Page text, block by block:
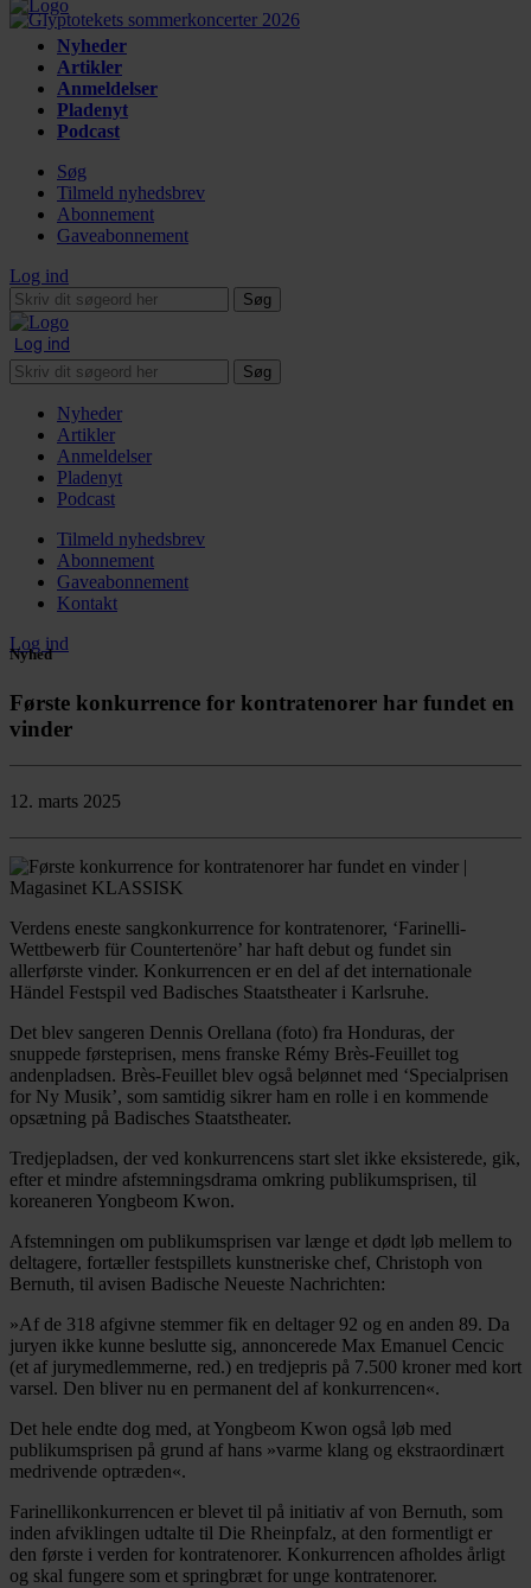
Nyheder
Artikler
Anmeldelser
Pladenyt
Podcast
Søg
Tilmeld nyhedsbrev
Abonnement
Gaveabonnement
Log ind
Søg
Log ind
Søg
Nyheder
Artikler
Anmeldelser
Pladenyt
Podcast
Tilmeld nyhedsbrev
Abonnement
Gaveabonnement
Kontakt
Log ind
Nyhed
Første konkurrence for kontratenorer har fundet en
vinder
12. marts 2025
Verdens eneste sangkonkurrence for kontratenorer, ‘Farinelli-
Wettbewerb für Countertenöre’ har haft debut og fundet sin
allerførste vinder. Konkurrencen er en del af det internationale
Händel Festspil ved Badisches Staatstheater i Karlsruhe.
Det blev sangeren Dennis Orellana (foto) fra Honduras, der
snuppede førsteprisen, mens franske Rémy Brès-Feuillet tog
andenpladsen. Brès-Feuillet blev også belønnet med ‘Specialprisen
for Ny Musik’, som samtidig sikrer ham en rolle i en kommende
opsætning på Badisches Staatstheater.
Tredjepladsen, der ved konkurrencens start slet ikke eksisterede, gik,
efter et mindre afstemningsdrama omkring publikumsprisen, til
koreaneren Yongbeom Kwon.
Afstemningen om publikumsprisen var længe et dødt løb mellem to
deltagere, fortæller festspillets kunstneriske chef, Christoph von
Bernuth, til avisen Badische Neueste Nachrichten:
»Af de 318 afgivne stemmer fik en deltager 92 og en anden 89. Da
juryen ikke kunne beslutte sig, annoncerede Max Emanuel Cencic
(et af jurymedlemmerne, red.) en tredjepris på 7.500 kroner med kort
varsel. Den bliver nu en permanent del af konkurrencen«.
Det hele endte dog med, at Yongbeom Kwon også løb med
publikumsprisen på grund af hans »varme klang og ekstraordinært
medrivende optræden«.
Farinellikonkurrencen er blevet til på initiativ af von Bernuth, som
inden afviklingen udtalte til Die Rheinpfalz, at den formentligt er
den første i verden for kontratenorer. Konkurrencen afholdes årligt
og skal fungere som et springbræt for unge kontratenorer.